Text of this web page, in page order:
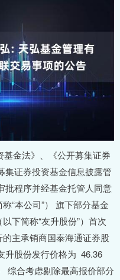
金法》、《公开募集证券
集证券投资基金信息披露管
批程序并经基金托管人同意
“本公司”） 旗下部分基金
下简称“友升股份”）首次
主承销商国泰海通证券股
升股份发行价格为 46.36
综合考虑剔除最高报价部分